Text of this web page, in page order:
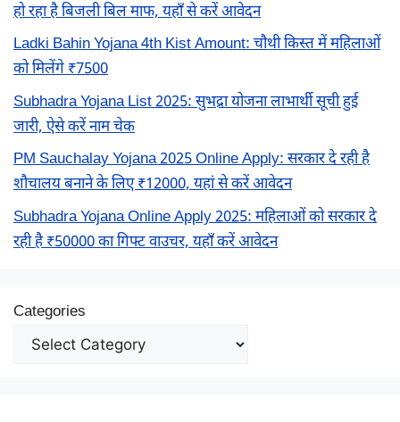
हो रहा है बिजली बिल माफ, यहाँ से करें आवेदन
Ladki Bahin Yojana 4th Kist Amount: चौथी किस्त में महिलाओं
को मिलेंगे ₹7500
Subhadra Yojana List 2025: सुभद्रा योजना लाभार्थी सूची हुई
जारी, ऐसे करें नाम चेक
PM Sauchalay Yojana 2025 Online Apply: सरकार दे रही है
शौचालय बनाने के लिए ₹12000, यहां से करें आवेदन
Subhadra Yojana Online Apply 2025: महिलाओं को सरकार दे
रही है ₹50000 का गिफ्ट वाउचर, यहाँ करें आवेदन
Categories